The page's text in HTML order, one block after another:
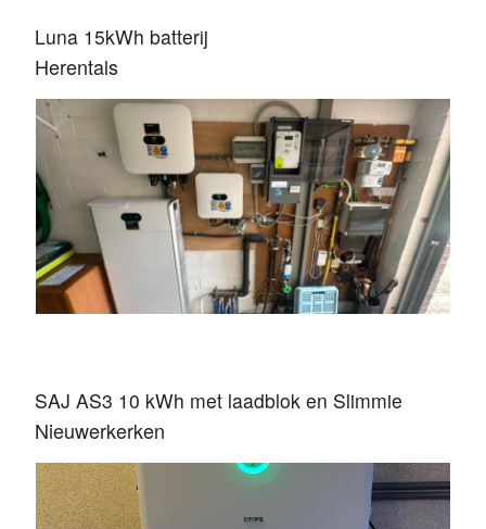
Luna 15kWh batterij
Herentals
SAJ AS3 10 kWh met laadblok en Slimmie
Nieuwerkerken